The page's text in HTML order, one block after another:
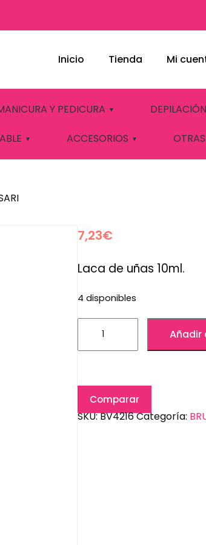
Inicio Tienda Mi
Y PEDICURA DEPILACIÓN
ACCESORIOS
BRUNO
7,23€
Laca de uñas 10ml.
4 disponibles
Añadir
Comparar
SKU:BV4216Categoría: